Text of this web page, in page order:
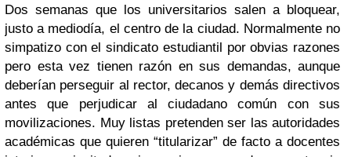
Dos semanas que los universitarios salen a bloquear,
justo a mediodía, el centro de la ciudad. Normalmente no
simpatizo con el sindicato estudiantil por obvias razones
pero esta vez tienen razón en sus demandas, aunque
deberían perseguir al rector, decanos y demás directivos
antes que perjudicar al ciudadano común con sus
movilizaciones. Muy listas pretenden ser las autoridades
académicas que quieren “titularizar” de facto a docentes